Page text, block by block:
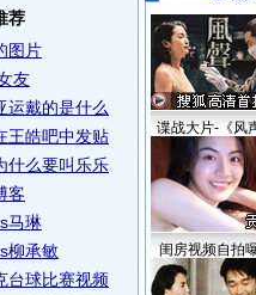
荐
图片
友
运戴的是什么
王皓吧中发贴
什么要叫乐乐
客
马琳
柳承敏
台球比赛视频
谍战大片-《风
闺房视频自拍